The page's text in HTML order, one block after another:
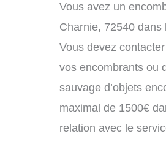
Vous avez un
Charnie, 72540
Vous devez
vos encombrants ou
sauvage d’objets
maximal de 1500€
relation avec le